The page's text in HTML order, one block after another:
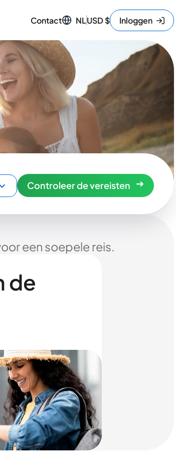
Contact NLUSD$ Inloggen
Controleer de vereisten
een soepele reis.
de